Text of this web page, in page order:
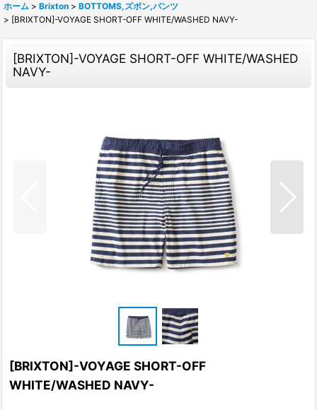
ホーム > Brixton > BOTTOMS,ズボン,パンツ
> [BRIXTON]-VOYAGE SHORT-OFF WHITE/WASHED NAVY-
[BRIXTON]-VOYAGE SHORT-OFF WHITE/WASHED
NAVY-
[BRIXTON]-VOYAGE SHORT-OFF
WHITE/WASHED NAVY-